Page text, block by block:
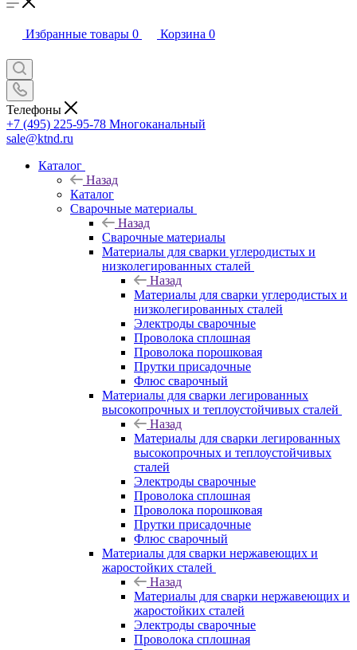
Избранные товары 0 Корзина 0
Телефоны
+7 (495) 225-95-78 Многоканальный
sale@ktnd.ru
Каталог
Назад
Каталог
Сварочные материалы
Назад
Сварочные материалы
Материалы для сварки углеродистых и
низколегированных сталей
Назад
Материалы для сварки углеродистых и
низколегированных сталей
Электроды сварочные
Проволока сплошная
Проволока порошковая
Прутки присадочные
Флюс сварочный
Материалы для сварки легированных
высокопрочных и теплоустойчивых сталей
Назад
Материалы для сварки легированных
высокопрочных и теплоустойчивых
сталей
Электроды сварочные
Проволока сплошная
Проволока порошковая
Прутки присадочные
Флюс сварочный
Материалы для сварки нержавеющих и
жаростойких сталей
Назад
Материалы для сварки нержавеющих и
жаростойких сталей
Электроды сварочные
Проволока сплошная